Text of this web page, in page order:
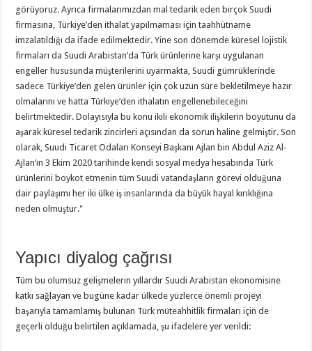
görüyoruz. Ayrıca firmalarımızdan mal tedarik eden birçok Suudi
firmasına, Türkiye’den ithalat yapılmaması için taahhütname
imzalatıldığı da ifade edilmektedir. Yine son dönemde küresel lojistik
firmaları da Suudi Arabistan’da Türk ürünlerine karşı uygulanan
engeller hususunda müşterilerini uyarmakta, Suudi gümrüklerinde
sadece Türkiye’den gelen ürünler için çok uzun süre bekletilmeye hazır
olmalarını ve hatta Türkiye’den ithalatın engellenebileceğini
belirtmektedir. Dolayısıyla bu konu ikili ekonomik ilişkilerin boyutunu da
aşarak küresel tedarik zincirleri açısından da sorun haline gelmiştir. Son
olarak, Suudi Ticaret Odaları Konseyi Başkanı Ajlan bin Abdul Aziz Al-
Ajlan’ın 3 Ekim 2020 tarihinde kendi sosyal medya hesabında Türk
ürünlerini boykot etmenin tüm Suudi vatandaşların görevi olduğuna
dair paylaşımı her iki ülke iş insanlarında da büyük hayal kırıklığına
neden olmuştur."
Yapıcı diyalog çağrısı
Tüm bu olumsuz gelişmelerin yıllardır Suudi Arabistan ekonomisine
katkı sağlayan ve bugüne kadar ülkede yüzlerce önemli projeyi
başarıyla tamamlamış bulunan Türk müteahhitlik firmaları için de
geçerli olduğu belirtilen açıklamada, şu ifadelere yer verildi: